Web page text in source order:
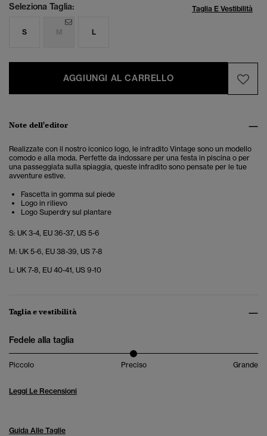
Seleziona Taglia: Taglia E Vestibilità
S M L
AGGIUNGI AL CARRELLO
Note dell'editor
Realizzate con il nostro iconico logo, le infradito Vintage sono un modello
comodo e alla moda. Perfette da indossare per una festa in piscina o per
una passeggiata sulla spiaggia, queste infradito sono pensate per le tue
avventure estive.
Fascetta in gomma sul piede
Logo in rilievo
Logo Superdry sul plantare
S: UK 3-4, EU 36-37, US 5-6
M: UK 5-6, EU 38-39, US 7-8
L: UK 7-8, EU 40-41, US 9-10
Taglia e vestibilità
Fedele alla taglia
Piccolo Preciso Grande
Leggi Le Recensioni
Guida Alle Taglie